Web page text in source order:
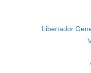
Libertador